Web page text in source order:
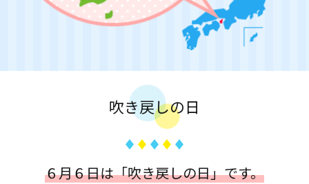
吹き戻しの日
６月６日は「吹き戻しの日」です。